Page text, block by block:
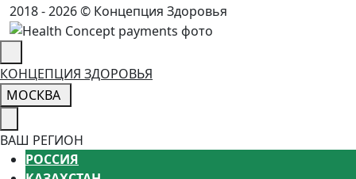
2018 - 2026 © Концепция Здоровья
КОНЦЕПЦИЯ ЗДОРОВЬЯ
МОСКВА
ВАШ РЕГИОН
РОССИЯ